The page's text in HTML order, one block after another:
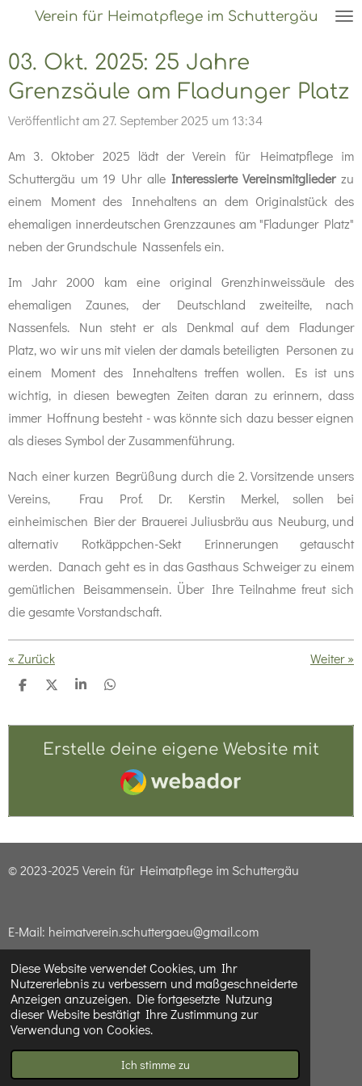
Diese Website verwendet Cookies, um Ihr
Nutzererlebnis zu verbessern und maßgeschneiderte
Anzeigen anzuzeigen. Die fortgesetzte Nutzung
dieser Website bestätigt Ihre Zustimmung zur
Verwendung von Cookies.
Ich stimme zu
springen
Verein für Heimatpflege im Schuttergäu
03. Okt. 2025: 25 Jahre
Grenzsäule am Fladunger Platz
Veröffentlicht am 27. September 2025 um 13:34
Am 3. Oktober 2025 lädt der Verein für Heimatpflege im
Schuttergäu um 19 Uhr alle Interessierte Vereinsmitgliederzu
einem Moment des Innehaltens an dem Originalstück des
ehemaligen innerdeutschen Grenzzaunes am "Fladunger Platz"
neben der Grundschule Nassenfels ein.
Im Jahr 2000 kam eine original Grenzhinweissäule des
ehemaligen Zaunes, der Deutschland zweiteilte, nach
Nassenfels. Nun steht er als Denkmal auf dem Fladunger
Platz, wo wir uns mit vielen der damals beteiligten Personen zu
einem Moment des Innehaltens treffen wollen. Es ist uns
wichtig, in diesen bewegten Zeiten daran zu erinnern, dass
immer Hoffnung besteht - was könnte sich dazu besser eignen
als dieses Symbol der Zusammenführung.
Nach einer kurzen Begrüßung durch die 2. Vorsitzende unsers
Vereins, Frau Prof. Dr. Kerstin Merkel, sollen bei
einheimischen Bier der Brauerei Juliusbräu aus Neuburg, und
alternativ Rotkäppchen-Sekt Erinnerungen getauscht
werden. Danach geht es in das Gasthaus Schweiger zu einem
gemütlichen Beisammensein. Über Ihre Teilnahme freut sich
die gesamte Vorstandschaft.
« Zurück Weiter»
T
l
T
l
e
n
T
l
n
T
l
n
Erstelle deine eigene Website mit
Webador
© 2023-2025 Verein für Heimatpflege im Schuttergäu
E-Mail: heimatverein.schuttergaeu@gmail.com
Impressum & Datenschutzerklärung
a
n
Webador